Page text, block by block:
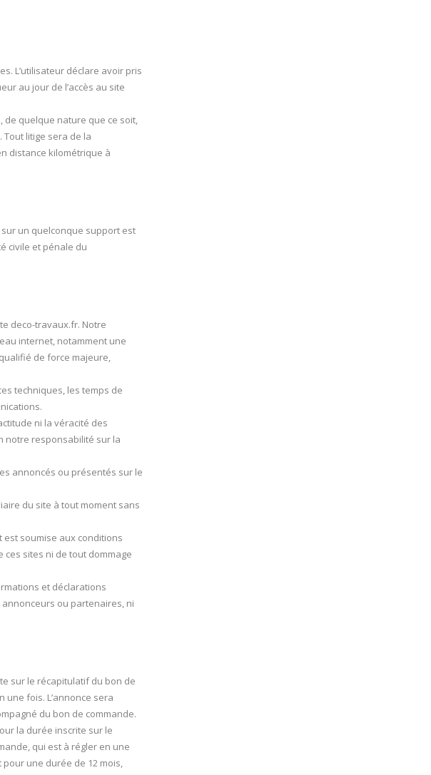
L’utilisateur déclare avoir pris
au jour de l’accès au site
de quelque nature que ce soit,
litige sera de la
distance kilométrique à
un quelconque support est
civile et pénale du
deco-travaux.fr. Notre
internet, notamment une
de force majeure,
techniques, les temps de
ni la véracité des
notre responsabilité sur la
annoncés ou présentés sur le
du site à tout moment sans
est soumise aux conditions
sites ni de tout dommage
et déclarations
ou partenaires, ni
sur le récapitulatif du bon de
une fois. L’annonce sera
du bon de commande.
la durée inscrite sur le
qui est à régler en une
une durée de 12 mois,